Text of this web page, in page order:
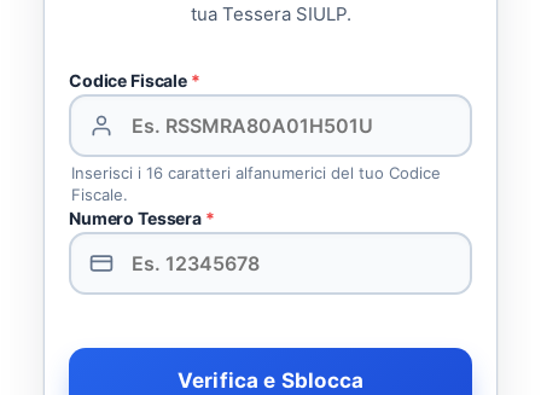
tua Tessera SIULP.
Codice Fiscale *
Inserisci i 16 caratteri alfanumerici del tuo Codice
Fiscale.
Numero Tessera *
Verifica e Sblocca